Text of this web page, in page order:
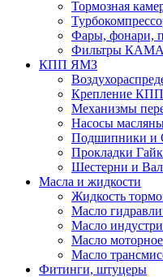
Тормозная
Фары, фонари,
Фильтры
КПП ЯМЗ
Крепление КПП
Механизмы
Насосы
Подшипники и
Прокладки
Шестерни и
Масла и жидкости
Жидкость
Масло
Масло
Масло моторное
Масло
Фитинги, штуцеры